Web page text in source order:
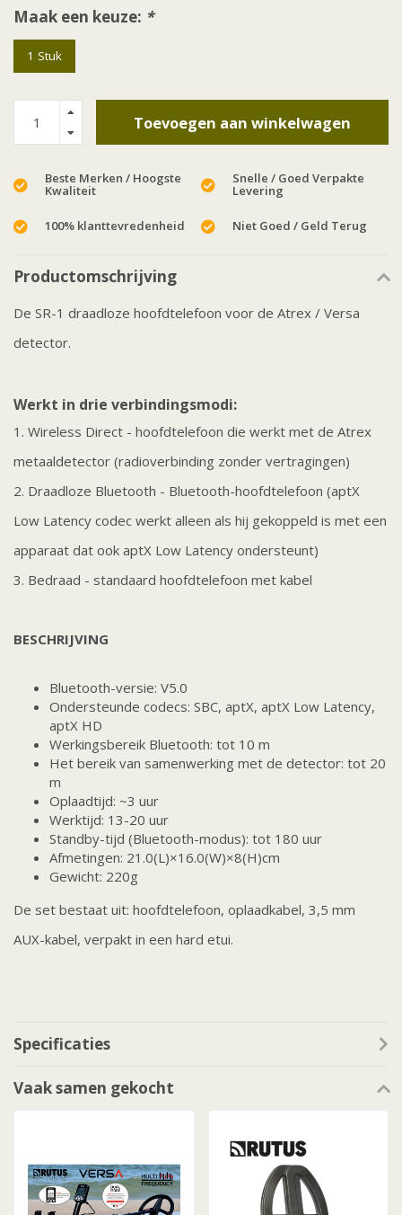
Maak een keuze: *
1 Stuk
Toevoegen aan winkelwagen
Beste Merken / Hoogste
Kwaliteit
Snelle / Goed Verpakte
Levering
100% klanttevredenheid Niet Goed / Geld Terug
Productomschrijving
De SR-1 draadloze hoofdtelefoon voor de Atrex / Versa
detector.
Werkt in drie verbindingsmodi:
1. Wireless Direct - hoofdtelefoon die werkt met de Atrex
metaaldetector (radioverbinding zonder vertragingen)
2. Draadloze Bluetooth - Bluetooth-hoofdtelefoon (aptX
Low Latency codec werkt alleen als hij gekoppeld is met een
apparaat dat ook aptX Low Latency ondersteunt)
3. Bedraad - standaard hoofdtelefoon met kabel
BESCHRIJVING
Bluetooth-versie: V5.0
Ondersteunde codecs: SBC, aptX, aptX Low Latency,
aptX HD
Werkingsbereik Bluetooth: tot 10 m
Het bereik van samenwerking met de detector: tot 20
m
Oplaadtijd: ~3 uur
Werktijd: 13-20 uur
Standby-tijd (Bluetooth-modus): tot 180 uur
Afmetingen: 21.0(L)×16.0(W)×8(H)cm
Gewicht: 220g
De set bestaat uit: hoofdtelefoon, oplaadkabel, 3,5 mm
AUX-kabel, verpakt in een hard etui.
Specificaties
Vaak samen gekocht